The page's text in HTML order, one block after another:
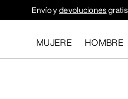
Envío ydevolucionesgratis
MUJERE HOMBRE